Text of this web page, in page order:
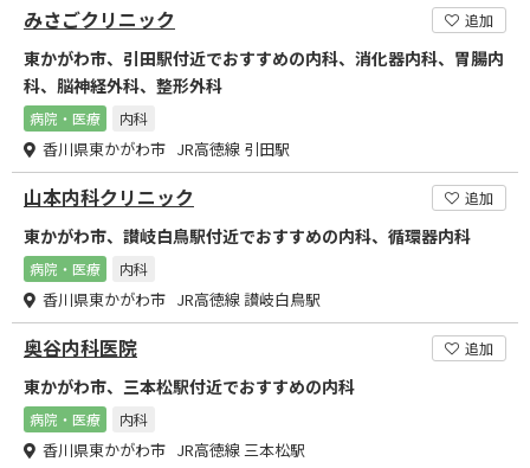
みさごクリニック 追加
東かがわ市、引田駅付近でおすすめの内科、消化器内科、胃腸内
科、脳神経外科、整形外科
病院・医療 内科
香川県東かがわ市 JR高徳線 引田駅
山本内科クリニック 追加
東かがわ市、讃岐白鳥駅付近でおすすめの内科、循環器内科
病院・医療 内科
香川県東かがわ市 JR高徳線 讃岐白鳥駅
奥谷内科医院 追加
東かがわ市、三本松駅付近でおすすめの内科
病院・医療 内科
香川県東かがわ市 JR高徳線 三本松駅